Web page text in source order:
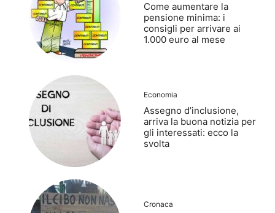
Come aumentare la
pensione minima: i
consigli per arrivare ai
1.000 euro al mese
Economia
Assegno d’inclusione,
arriva la buona notizia per
gli interessati: ecco la
svolta
Cronaca